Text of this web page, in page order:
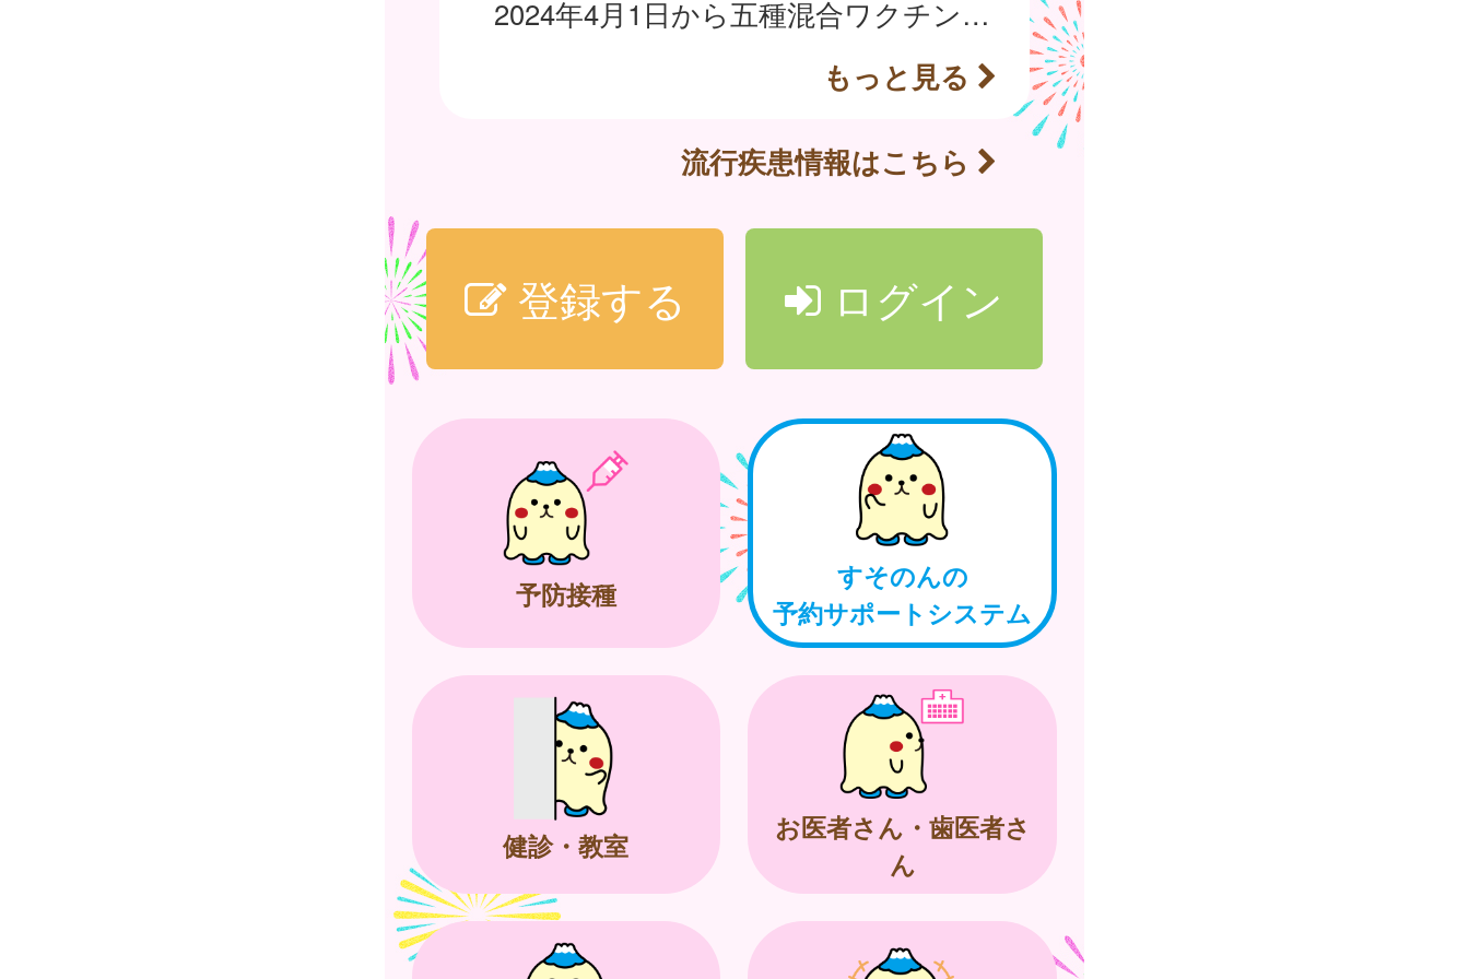
2024年4月1日から五種混合ワクチン（ジフテリア、百日せき、急性灰白髄炎、破傷風及びHib感染症）が定期接種化しました。
もっと見る
流行疾患情報はこちら
登録する ログイン
予防接種
すそのんの
予約サポートシステム
健診・教室
お医者さん・歯医者さ
ん